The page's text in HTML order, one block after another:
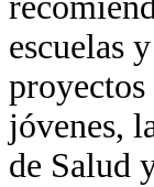
escuelas
jóvenes,
de Salud